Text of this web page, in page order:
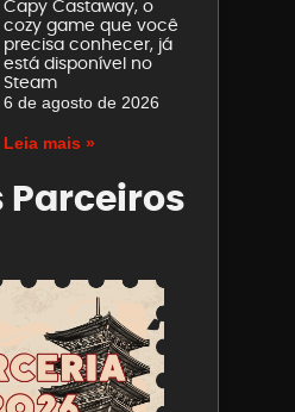
Capy Castaway, o
cozy game que você
precisa conhecer, já
está disponível no
Steam
6 de agosto de 2026
Leia mais »
Parceiros